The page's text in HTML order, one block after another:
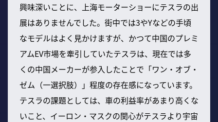
興味深いことに、上海モーターショーにテスラの出
展はありませんでした。街中では3やYなどの手頃
なモデルはよく見かけますが、かつて中国のプレミ
アムEV市場を牽引していたテスラは、現在では多
くの中国メーカーが参入したことで「ワン・オブ・
ゼム（一選択肢）」程度の存在感になっています。
テスラの課題としては、車の利益率があまり高くな
いこと、イーロン・マスクの関心がテスラより宇宙